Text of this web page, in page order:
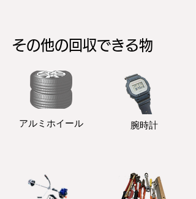
その他の回収できる物
アルミホイール ​腕時計